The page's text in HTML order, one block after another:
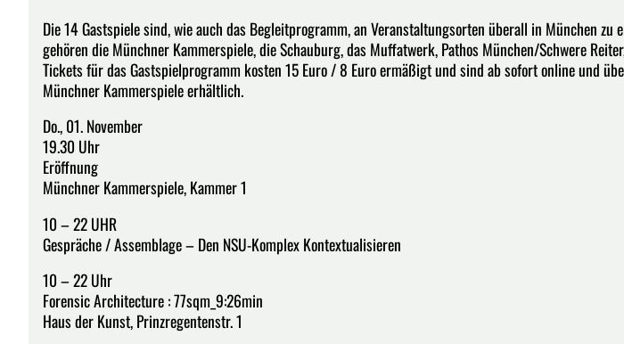
Die 14 Gastspiele sind, wie auch das Begleitprogramm, an Veranstaltungsorten überall in München zu
gehören die Münchner Kammerspiele, die Schauburg, das Muffatwerk, Pathos München/Schwere
Tickets für das Gastspielprogramm kosten 15 Euro / 8 Euro ermäßigt und sind ab sofort online und
Münchner Kammerspiele erhältlich.
Do., 01. November
19.30 Uhr
Eröffnung
Münchner Kammerspiele, Kammer 1
10 – 22 UHR
Gespräche / Assemblage – Den NSU-Komplex Kontextualisieren
10 – 22 Uhr
Forensic Architecture : 77sqm_9:26min
Haus der Kunst, Prinzregentenstr. 1